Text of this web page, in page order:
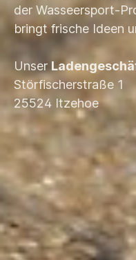
der Wasseersport-
bringt frische Ideen
Unser
Störfischerstraße 1
25524 Itzehoe